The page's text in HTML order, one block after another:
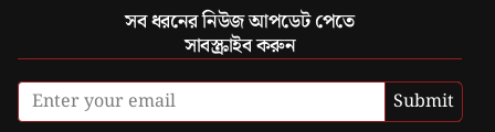
সব ধরনের নিউজ আপডেট পেতে
সাবস্ক্রাইব করুন
Submit